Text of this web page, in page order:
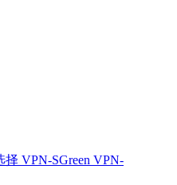
VPN-SGreen VPN-